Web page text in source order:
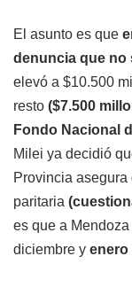
El asunto es que
denuncia que no
elevó a $10.500
resto ($7.500
Fondo Nacional
Milei ya decidió
Provincia
paritaria
es que a
diciembre y enero